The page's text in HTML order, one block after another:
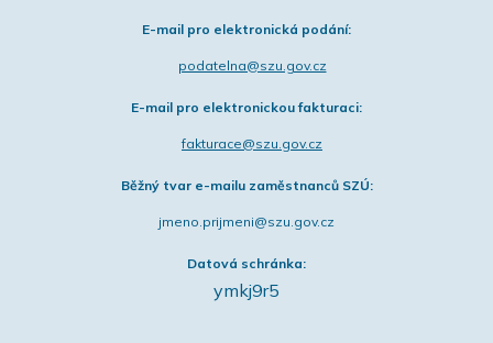
E-mail pro elektronická podání:
podatelna@szu.gov.cz
E-mail pro elektronickou fakturaci:
fakturace@szu.gov.cz
Běžný tvar e-mailu zaměstnanců SZÚ:
jmeno.prijmeni@szu.gov.cz
Datová schránka:
ymkj9r5